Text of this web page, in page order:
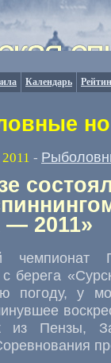
Календарь
-
2011»
с берега
погоду, у
из Пензы,